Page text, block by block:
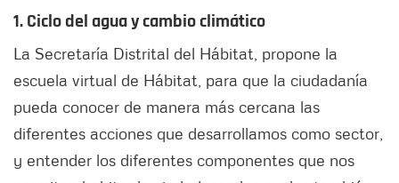
1. Ciclo del agua y cambio climático
La Secretaría Distrital del Hábitat, propone la
escuela virtual de Hábitat, para que la ciudadanía
pueda conocer de manera más cercana las
diferentes acciones que desarrollamos como sector,
y entender los diferentes componentes que nos